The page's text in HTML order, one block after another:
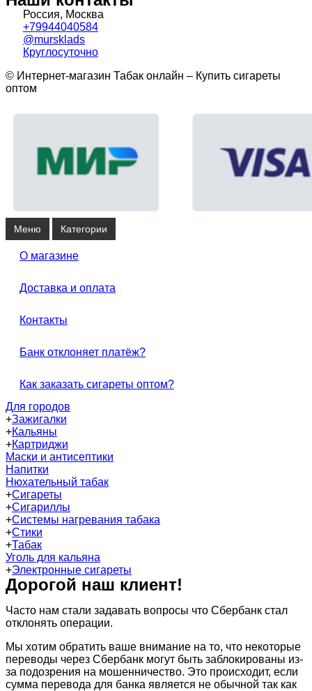
Россия, Москва
+79944040584
@mursklads
Круглосуточно
© Интернет-магазин Табак онлайн – Купить сигареты
оптом
Меню Категории
О магазине
Доставка и оплата
Контакты
Банк отклоняет платёж?
Как заказать сигареты оптом?
Для городов
+Зажигалки
+Кальяны
+Картриджи
Маски и антисептики
Напитки
Нюхательный табак
+Сигареты
+Сигариллы
+Системы нагревания табака
+Стики
+Табак
Уголь для кальяна
+Электронные сигареты
Дорогой наш клиент!
Часто нам стали задавать вопросы что Сбербанк стал
отклонять операции.
Мы хотим обратить ваше внимание на то, что некоторые
переводы через Сбербанк могут быть заблокированы из-
за подозрения на мошенничество. Это происходит, если
сумма перевода для банка является не обычной так как